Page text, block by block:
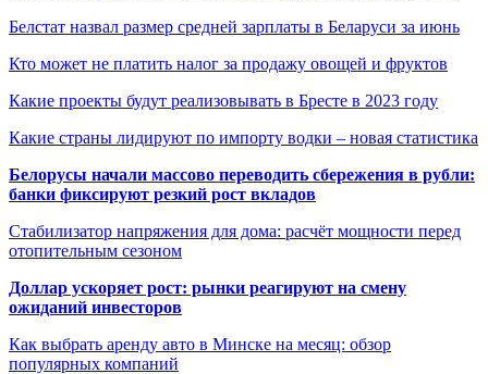
Белстат назвал размер средней зарплаты в Беларуси за июнь
Кто может не платить налог за продажу овощей и фруктов
Какие проекты будут реализовывать в Бресте в 2023 году
Какие страны лидируют по импорту водки – новая статистика
Белорусы начали массово переводить сбережения в рубли:
банки фиксируют резкий рост вкладов
Стабилизатор напряжения для дома: расчёт мощности перед
отопительным сезоном
Доллар ускоряет рост: рынки реагируют на смену
ожиданий инвесторов
Как выбрать аренду авто в Минске на месяц: обзор
популярных компаний